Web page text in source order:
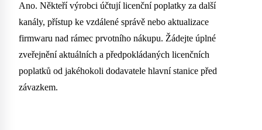
Ano. Někteří výrobci účtují licenční poplatky za další
kanály, přístup ke vzdálené správě nebo aktualizace
firmwaru nad rámec prvotního nákupu. Žádejte úplné
zveřejnění aktuálních a předpokládaných licenčních
poplatků od jakéhokoli dodavatele hlavní stanice před
závazkem.